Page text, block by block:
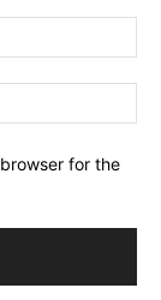
for the